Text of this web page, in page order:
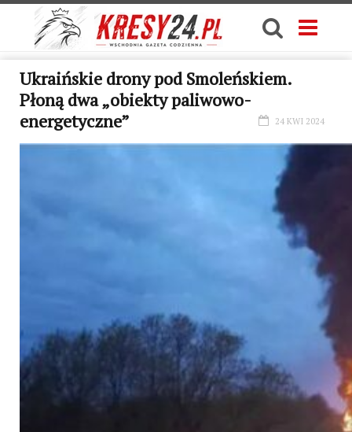
Ukraińskie drony pod Smoleńskiem.
Płoną dwa „obiekty paliwowo-
energetyczne”
24 KWI 2024